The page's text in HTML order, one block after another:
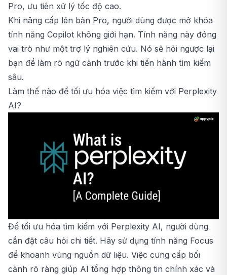
Pro, ưu tiên xử lý tốc độ cao.
Khi nâng cấp lên bản Pro, người dùng được mở khóa
tính năng Copilot không giới hạn. Tính năng này đóng
vai trò như một trợ lý nghiên cứu. Nó sẽ hỏi ngược lại
bạn để làm rõ ngữ cảnh trước khi tiến hành tìm kiếm
sâu.
Làm thế nào để tối ưu hóa việc tìm kiếm với Perplexity
AI?
Để tối ưu hóa tìm kiếm với Perplexity AI, người dùng
cần đặt câu hỏi chi tiết. Hãy sử dụng tính năng Focus
để khoanh vùng nguồn dữ liệu. Việc cung cấp bối
cảnh rõ ràng giúp AI tổng hợp thông tin chính xác và